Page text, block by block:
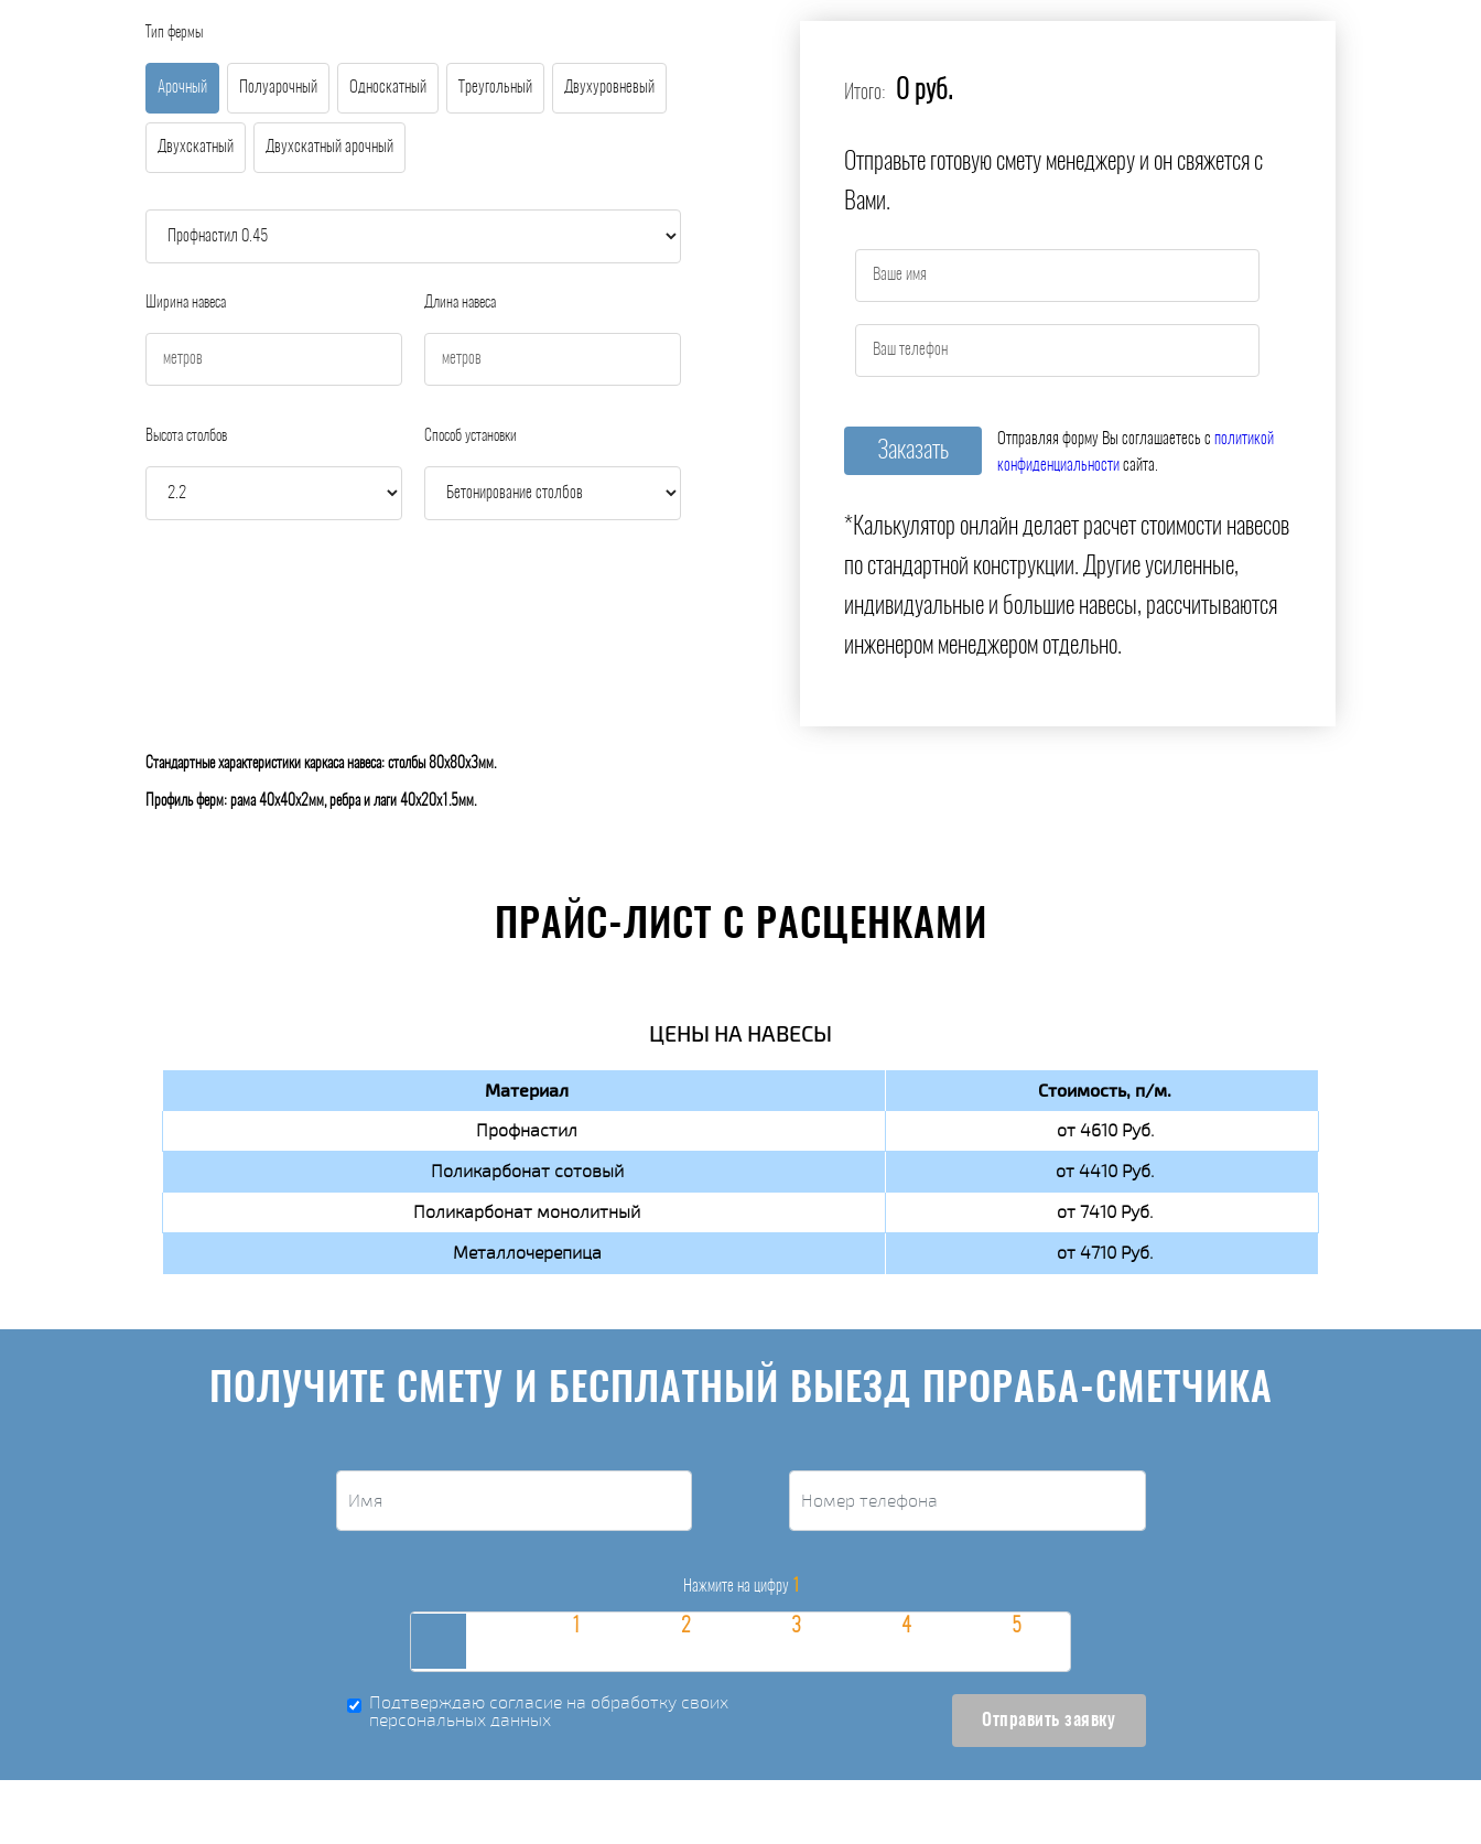
Тип фермы
Арочный Полуарочный Односкатный Треугольный Двухуровневый
Двухскатный Двухскатный арочный
Ширина навеса Длина навеса
Высота столбов Способ установки
Итого: 0 руб.
Отправьте готовую смету менеджеру и он свяжется с
Вами.
Отправляя форму Вы соглашаетесь с политикой
конфиденциальности сайта.
*Калькулятор онлайн делает расчет стоимости навесов
по стандартной конструкции. Другие усиленные,
индивидуальные и большие навесы, рассчитываются
инженером менеджером отдельно.
Стандартные характеристики каркаса навеса: столбы 80х80х3мм.
Профиль ферм: рама 40х40х2мм, ребра и лаги 40х20х1.5мм.
ПРАЙС-ЛИСТ С РАСЦЕНКАМИ
ЦЕНЫ НА НАВЕСЫ
Материал Стоимость, п/м.
Профнастил
от 4610 Руб.
Поликарбонат сотовый
от 4410 Руб.
Поликарбонат монолитный
от 7410 Руб.
Металлочерепица
от 4710 Руб.
ПОЛУЧИТЕ СМЕТУ И БЕСПЛАТНЫЙ ВЫЕЗД ПРОРАБА-СМЕТЧИКА
Нажмите на цифру 1
Подтверждаю согласие на обработку своих
персональных данных Отправить заявку